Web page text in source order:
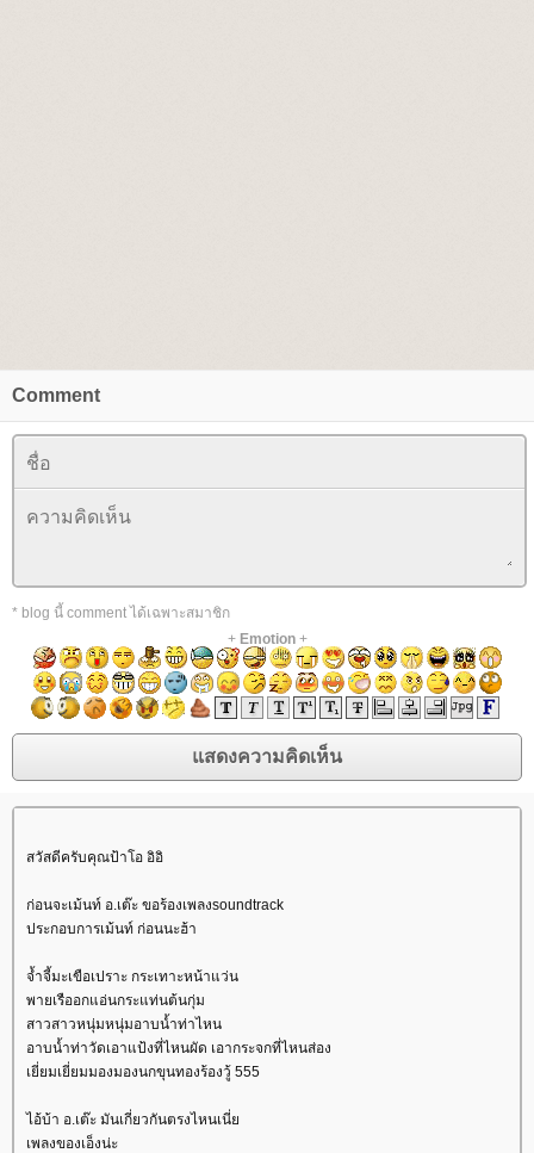
Comment
* blog นี้ comment ได้เฉพาะสมาชิก
+ Emotion+
สวัสดีครับคุณป้าโอ อิอิ
ก่อนจะเม้นท์ อ.เต๊ะ ขอร้องเพลงsoundtrack
ประกอบการเม้นท์ ก่อนนะฮ้า
จ้ำจี้มะเขือเปราะ กระเทาะหน้าแว่น
พายเรืออกแอ่นกระแท่นต้นกุ่ม
สาวสาวหนุ่มหนุ่มอาบน้ำท่าไหน
อาบน้ำท่าวัดเอาแป้งที่ไหนผัด เอากระจกที่ไหนส่อง
เยี่ยมเยี่ยมมองมองนกขุนทองร้องวู้ 555
ไอ้บ้า อ.เต๊ะ มันเกี่ยวกันตรงไหนเนี่
เพลงของเอ็งน่ะ